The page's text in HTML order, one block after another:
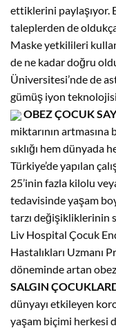
ettiklerini paylaşıyor.
taleplerden de
Maske yetkilileri
de ne kadar doğru
Üniversitesi’nde de
gümüş iyon
OBEZ ÇOCUK
miktarının artmasına
sıklığı hem dünyada
Türkiye’de yapılan
25’inin fazla kilolu
tedavisinde yaşam
tarzı değişikliklerinin
Liv Hospital Çocuk
Hastalıkları Uzmanı
döneminde artan
SALGIN
dünyayı etkileyen
yaşam biçimi herkesi